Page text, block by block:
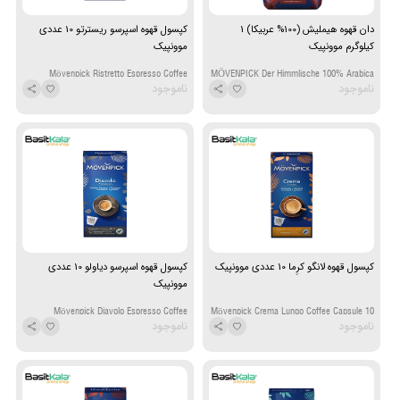
دان قهوه هیملیش (100% عربیکا) 1
کیلوگرم موونپیک
MÖVENPICK Der Himmlische 100% Arabica
Coffee Beans 1kg
ناموجود
کپسول قهوه اسپرسو ریسترتو 10 عددی
موونپیک
Mövenpick Ristretto Espresso Coffee
Capsule 10 Pcs
ناموجود
کپسول قهوه لانگو کرِما 10 عددی موونپیک
Mövenpick Crema Lungo Coffee Capsule 10
Pcs
ناموجود
کپسول قهوه اسپرسو دیاولو 10 عددی
موونپیک
Mövenpick Diavolo Espresso Coffee
Capsule 10 Pcs
ناموجود